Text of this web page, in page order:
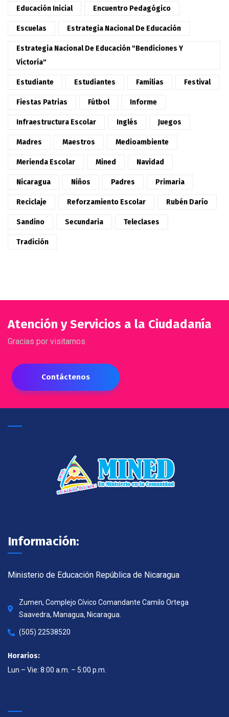
Educación Inicial Encuentro Pedagógico
Escuelas Estrategia Nacional De Educación
Estrategia Nacional De Educación "Bendiciones Y
Victoria"
Estudiante Estudiantes Familias Festival
Fiestas Patrias Fútbol Informe
Infraestructura Escolar Inglés Juegos
Madres Maestros Medioambiente
Merienda Escolar Mined Navidad
Nicaragua Niños Padres Primaria
Reciclaje Reforzamiento Escolar Rubén Darío
Sandino Secundaria Teleclases
Tradición
Atención y Servicios a la Ciudadanía
Gracias por visitarnos
Contáctenos
Información:
Ministerio de Educación República de Nicaragua
Zumen, Complejo Cívico Comandante Camilo Ortega
Saavedra, Managua, Nicaragua.
(505) 22538520
Horarios:
Lun – Vie: 8:00 a.m. – 5:00 p.m.